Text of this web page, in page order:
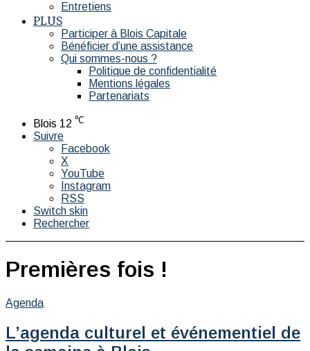
Entretiens
PLUS
Participer à Blois Capitale
Bénéficier d’une assistance
Qui sommes-nous ?
Politique de confidentialité
Mentions légales
Partenariats
Blois 12 ℃
Suivre
Facebook
X
YouTube
Instagram
RSS
Switch skin
Rechercher
Premières fois !
Agenda
L’agenda culturel et événementiel de